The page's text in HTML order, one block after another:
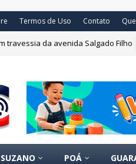
Termos de Uso Contato
travessia da avenida Salgado Filho
SUZANO POÁ